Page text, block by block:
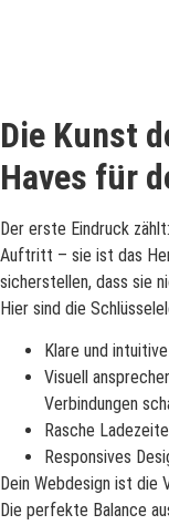
Die Kunst
Haves für
Der erste Eindruck
Auftritt – sie ist das
sicherstellen, dass sie
Hier sind die
Klare und
Visuell
Verbindungen
Rasche
Responsives
Dein Webdesign ist die
Die perfekte Balance